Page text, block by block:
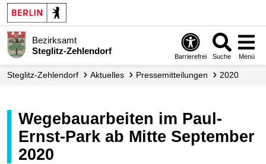
Bezirksamt
Steglitz-Zehlendorf
Barrierefrei Suche Menü
Steglitz-Zehlendorf Aktuelles Presse­mitteilungen 2020
Wegebauarbeiten im Paul-
Ernst-Park ab Mitte September
2020